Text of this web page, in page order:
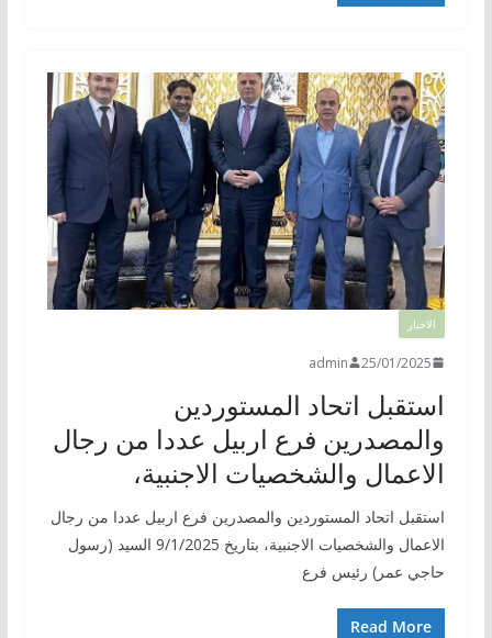
الاخبار
25/01/2025
admin
استقبل اتحاد المستوردين
والمصدرين فرع اربيل عددا من رجال
الاعمال والشخصيات الاجنبية،
استقبل اتحاد المستوردين والمصدرين فرع اربيل عددا من رجال
الاعمال والشخصيات الاجنبية، بتاريخ 9/1/2025 السيد (رسول
حاجي عمر) رئيس فرع
Read More